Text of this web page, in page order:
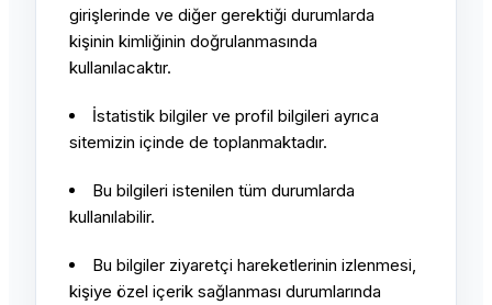
girişlerinde ve diğer gerektiği durumlarda
kişinin kimliğinin doğrulanmasında
kullanılacaktır.
İstatistik bilgiler ve profil bilgileri ayrıca
sitemizin içinde de toplanmaktadır.
Bu bilgileri istenilen tüm durumlarda
kullanılabilir.
Bu bilgiler ziyaretçi hareketlerinin izlenmesi,
kişiye özel içerik sağlanması durumlarında